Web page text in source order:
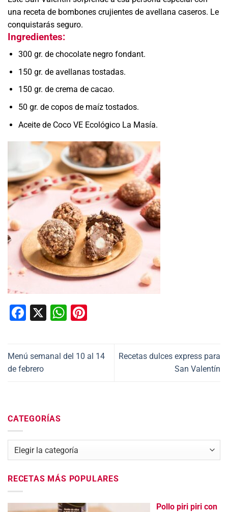
una receta de bombones crujientes de avellana caseros. Le
conquistarás seguro.
Ingredientes:
300 gr. de chocolate negro fondant.
150 gr. de avellanas tostadas.
150 gr. de crema de cacao.
50 gr. de copos de maíz tostados.
Aceite de Coco VE Ecológico La Masía.
Facebook
X WhatsApp
Menú semanal del 10 al 14
de febrero
Recetas dulces express para
San Valentín
CATEGORÍAS
Categorías
RECETAS MÁS POPULARES
Pollo piri piri con